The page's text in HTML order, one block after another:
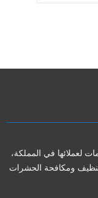
لعملائها في المملكة،
ومكافحة الحشرات